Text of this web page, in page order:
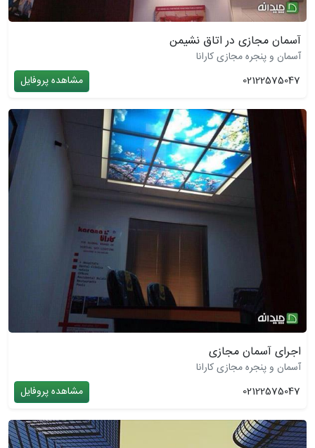
آسمان مجازی در اتاق نشیمن
آسمان و پنجره مجازی کارانا
02122575047
مشاهده پروفایل
اجرای آسمان مجازی
آسمان و پنجره مجازی کارانا
02122575047
مشاهده پروفایل